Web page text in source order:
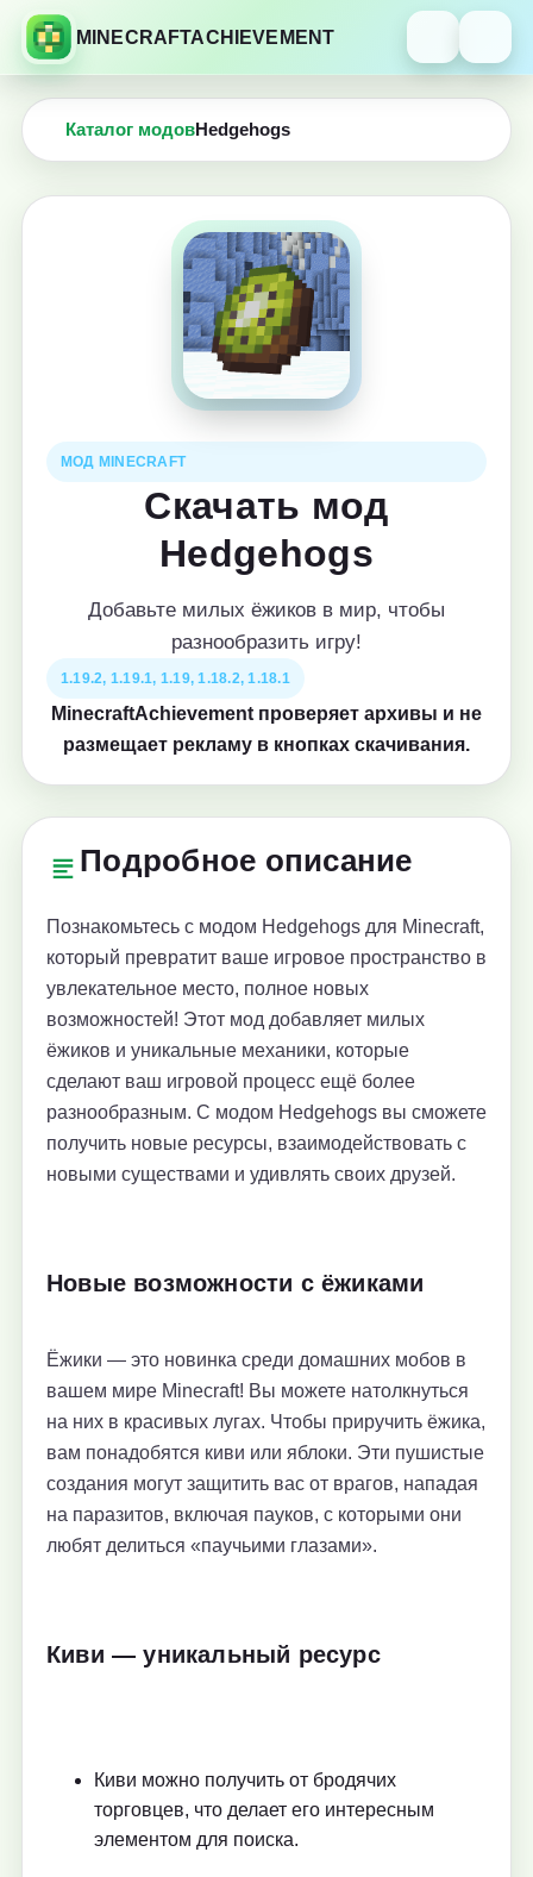
MINECRAFTACHIEVEMENT
Каталог модовHedgehogs
МОД MINECRAFT
Скачать мод
Hedgehogs
Добавьте милых ёжиков в мир, чтобы
разнообразить игру!
1.19.2, 1.19.1, 1.19, 1.18.2, 1.18.1
MinecraftAchievement проверяет архивы и не
размещает рекламу в кнопках скачивания.
Подробное описание
Познакомьтесь с модом Hedgehogs для Minecraft,
который превратит ваше игровое пространство в
увлекательное место, полное новых
возможностей! Этот мод добавляет милых
ёжиков и уникальные механики, которые
сделают ваш игровой процесс ещё более
разнообразным. С модом Hedgehogs вы сможете
получить новые ресурсы, взаимодействовать с
новыми существами и удивлять своих друзей.
Новые возможности с ёжиками
Ёжики — это новинка среди домашних мобов в
вашем мире Minecraft! Вы можете натолкнуться
на них в красивых лугах. Чтобы приручить ёжика,
вам понадобятся киви или яблоки. Эти пушистые
создания могут защитить вас от врагов, нападая
на паразитов, включая пауков, с которыми они
любят делиться «паучьими глазами».
Киви — уникальный ресурс
Киви можно получить от бродячих
торговцев, что делает его интересным
элементом для поиска.